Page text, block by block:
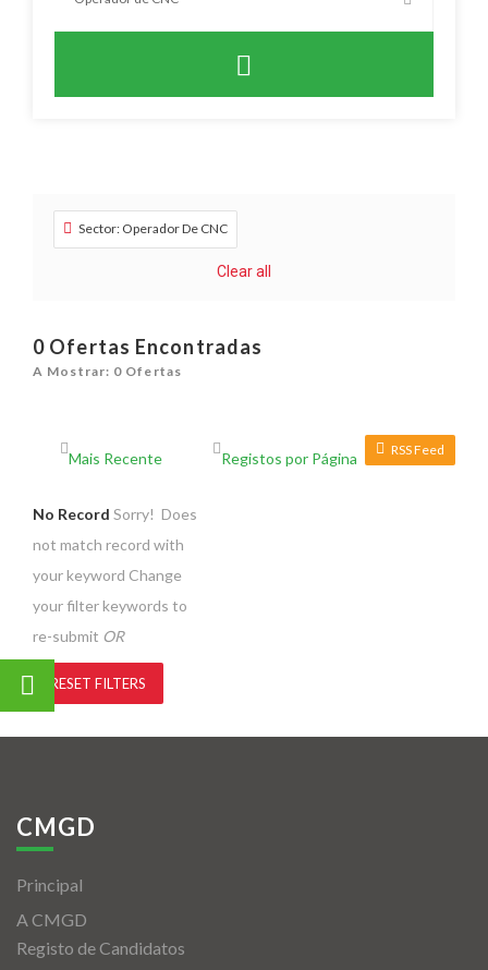
Sector: Operador De CNC
Clear all
0 Ofertas Encontradas
A Mostrar: 0 Ofertas
RSS Feed
No Record Sorry! Does
not match record with
your keyword Change
your filter keywords to
re-submit OR
RESET FILTERS
CMGD
Principal
A CMGD
Registo de Candidatos